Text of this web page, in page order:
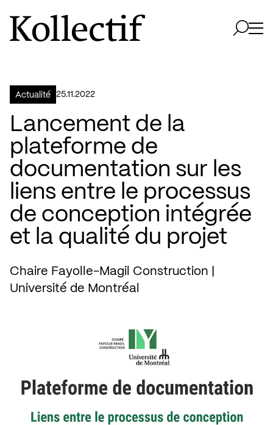
Aller à la page d'accueil
Logo Kollectif
Actualité 25.11.2022
Lancement de la
plateforme de
documentation sur les
liens entre le processus
de conception intégrée
et la qualité du projet
Chaire Fayolle-Magil Construction |
Université de Montréal